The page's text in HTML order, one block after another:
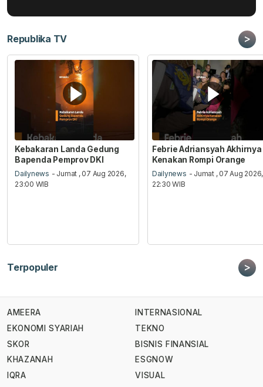
Republika TV >
Kebakaran Landa Gedung
Bapenda Pemprov DKI
Dailynews - Jumat , 07 Aug 2026,
23:00 WIB
Febrie Adriansyah Akhirnya
Kenakan Rompi Orange
Dailynews - Jumat , 07 Aug 2026,
22:30 WIB
Terpopuler >
AMEERA
EKONOMI SYARIAH
SKOR
KHAZANAH
IQRA
INTERNASIONAL
TEKNO
BISNIS FINANSIAL
ESGNOW
VISUAL